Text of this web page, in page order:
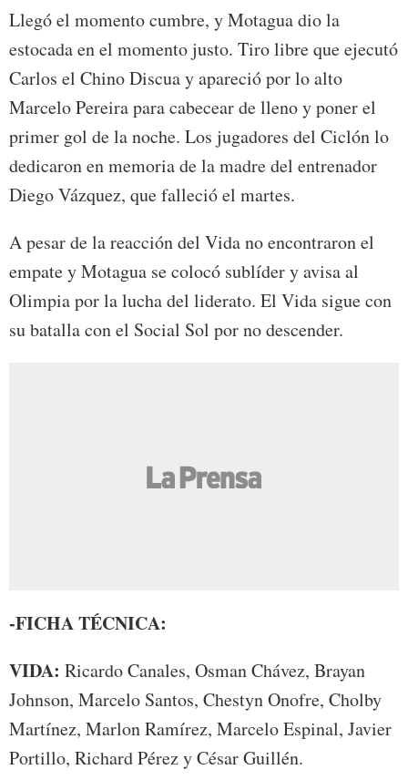
Llegó el momento cumbre, y Motagua dio la
estocada en el momento justo. Tiro libre que ejecutó
Carlos el Chino Discua y apareció por lo alto
Marcelo Pereira para cabecear de lleno y poner el
primer gol de la noche. Los jugadores del Ciclón lo
dedicaron en memoria de la madre del entrenador
Diego Vázquez, que falleció el martes.
A pesar de la reacción del Vida no encontraron el
empate y Motagua se colocó sublíder y avisa al
Olimpia por la lucha del liderato. El Vida sigue con
su batalla con el Social Sol por no descender.
-FICHA TÉCNICA:
VIDA: Ricardo Canales, Osman Chávez, Brayan
Johnson, Marcelo Santos, Chestyn Onofre, Cholby
Martínez, Marlon Ramírez, Marcelo Espinal, Javier
Portillo, Richard Pérez y César Guillén.